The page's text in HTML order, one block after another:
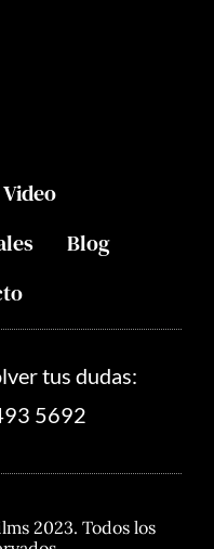
Video
Blog
tus dudas:
5692
2023. Todos los